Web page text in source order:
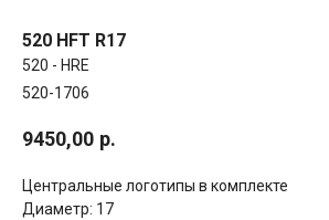
520 HFT R17
520 - HRE
520-1706
9450,00 р.
Центральные логотипы в комплекте
Диаметр: 17